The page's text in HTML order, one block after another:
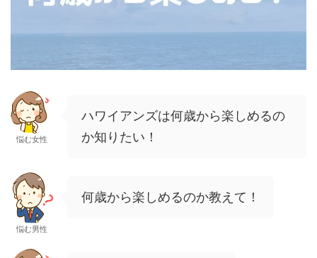
悩む女性
ハワイアンズは何歳から楽しめるの
か知りたい！
悩む男性
何歳から楽しめるのか教えて！